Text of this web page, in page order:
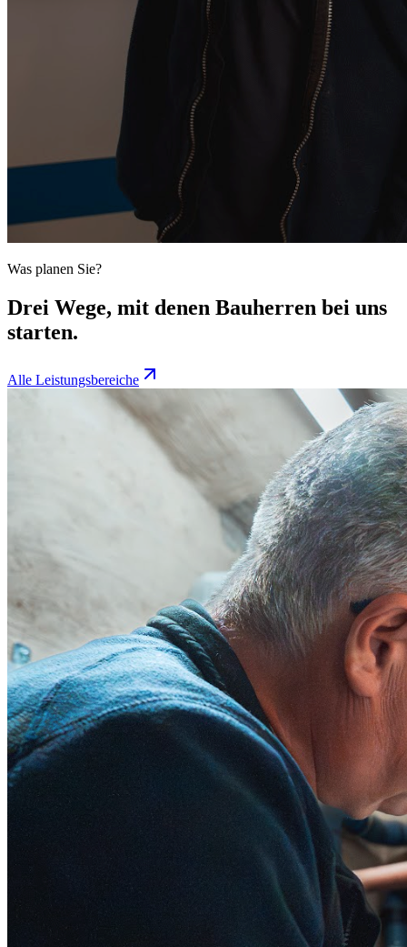
Was planen Sie?
Drei Wege, mit denen Bauherren bei uns
starten.
Alle Leistungsbereiche